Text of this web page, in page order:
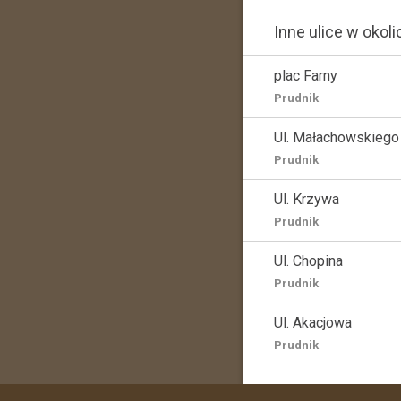
Inne ulice w
plac Farny
Prudnik
Ul. Małachowskiego
Prudnik
Ul. Krzywa
Prudnik
Ul. Chopina
Prudnik
Ul. Akacjowa
Prudnik